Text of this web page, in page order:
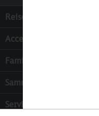
Reisen
Accessoires
Familie & Kinder
Sammeln
Services